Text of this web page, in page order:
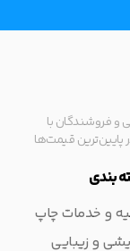
و فروشندگان با
قیمت‌ها
بندی
و خدمات چاپ
و زیبایی